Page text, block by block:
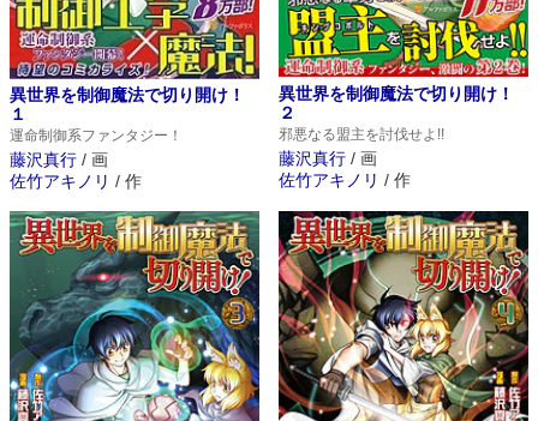
運命制御系ファンタジー！
異世界を制御魔法で切り開け！
１
藤沢真行 / 画
佐竹アキノリ / 作
邪悪なる盟主を討伐せよ!!
異世界を制御魔法で切り開け！
２
藤沢真行 / 画
佐竹アキノリ / 作